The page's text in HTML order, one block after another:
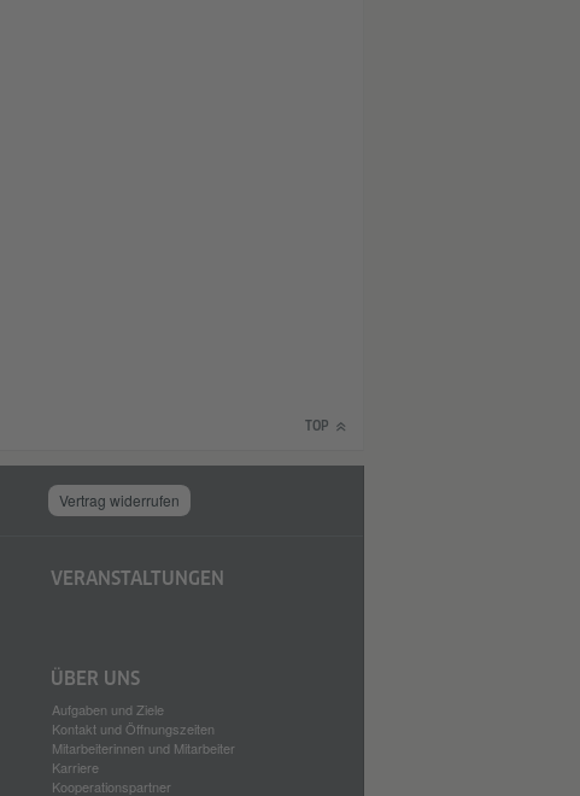
TOP
Vertrag widerrufen
VERANSTALTUNGEN
ÜBER UNS
Aufgaben und Ziele
Kontakt und Öffnungszeiten
Mitarbeiterinnen und Mitarbeiter
Karriere
Kooperationspartner